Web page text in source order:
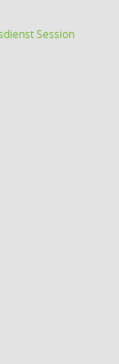
Session(Wird in